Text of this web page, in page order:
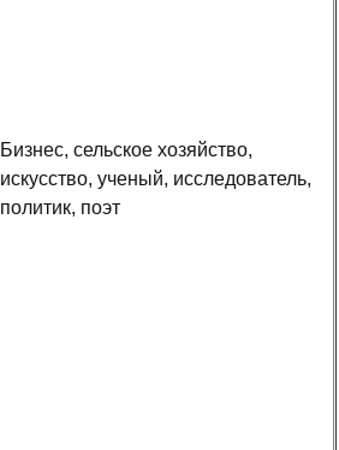
Бизнес, сельское хозяйство,
искусство, ученый, исследователь,
политик, поэт